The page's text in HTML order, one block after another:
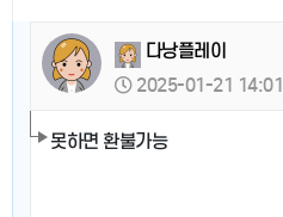
다낭플레이
2025-01-21 14:01
못하면 환불가능